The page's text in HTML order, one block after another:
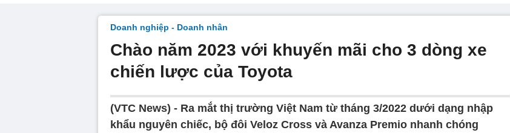
Doanh nghiệp - Doanh nhân
Chào năm 2023 với khuyến mãi cho 3 dòng xe
chiến lược của Toyota
(VTC News) - Ra mắt thị trường Việt Nam từ tháng 3/2022 dưới dạng nhập
khẩu nguyên chiếc, bộ đôi Veloz Cross và Avanza Premio nhanh chóng